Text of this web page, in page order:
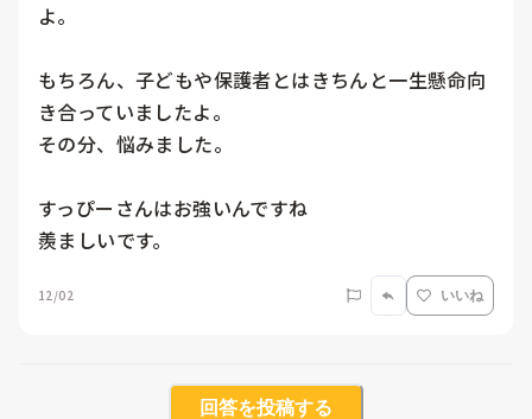
よ。
もちろん、子どもや保護者とはきちんと一生懸命向
き合っていましたよ。
その分、悩みました。
すっぴーさんはお強いんですね
羨ましいです。
12/02 いいね
回答を投稿する